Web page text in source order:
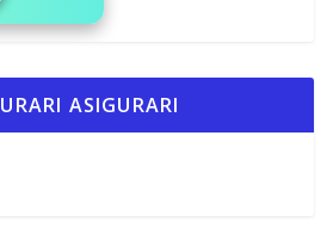
ASIGURARI